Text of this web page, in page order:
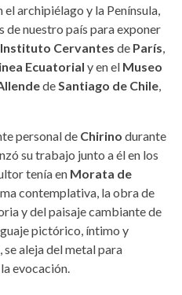
archipiélago y la Península,
de nuestro país para exponer
Instituto Cervantes de París,
Ecuatorial y en el Museo
deSantiago de Chile,
personal de Chirino durante
su trabajo junto a él en los
tenía en Morata de
contemplativa, la obra de
y del paisaje cambiante de
pictórico, íntimo y
aleja del metal para
evocación.